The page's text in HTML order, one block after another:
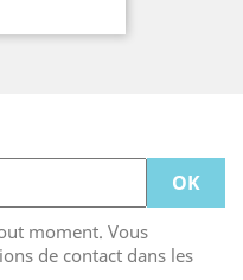
moment. Vous
de contact dans les